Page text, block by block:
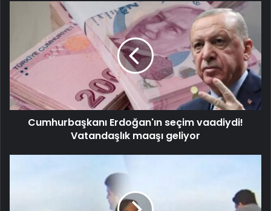
Cumhurbaşkanı Erdoğan'ın seçim vaadiydi!
Vatandaşlık maaşı geliyor